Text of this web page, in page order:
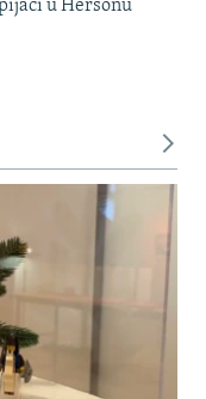
u Hersonu